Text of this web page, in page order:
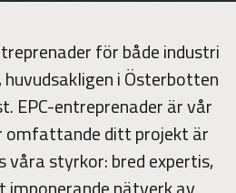
för både industri
i Österbotten
EPC-entreprenader är vår
omfattande ditt projekt är
våra styrkor: bred expertis,